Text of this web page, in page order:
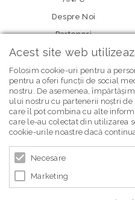
Despre Noi
Parteneri
newsletter
Acest site web
Folosim cookie-uri pentru a
pentru a oferi funcții de social
nostru. De asemenea,
ului nostru cu partenerii noștri
care îl pot combina cu alte
care le-au colectat din utilizarea
cookie-urile noastre dacă
Necesare
Marketing